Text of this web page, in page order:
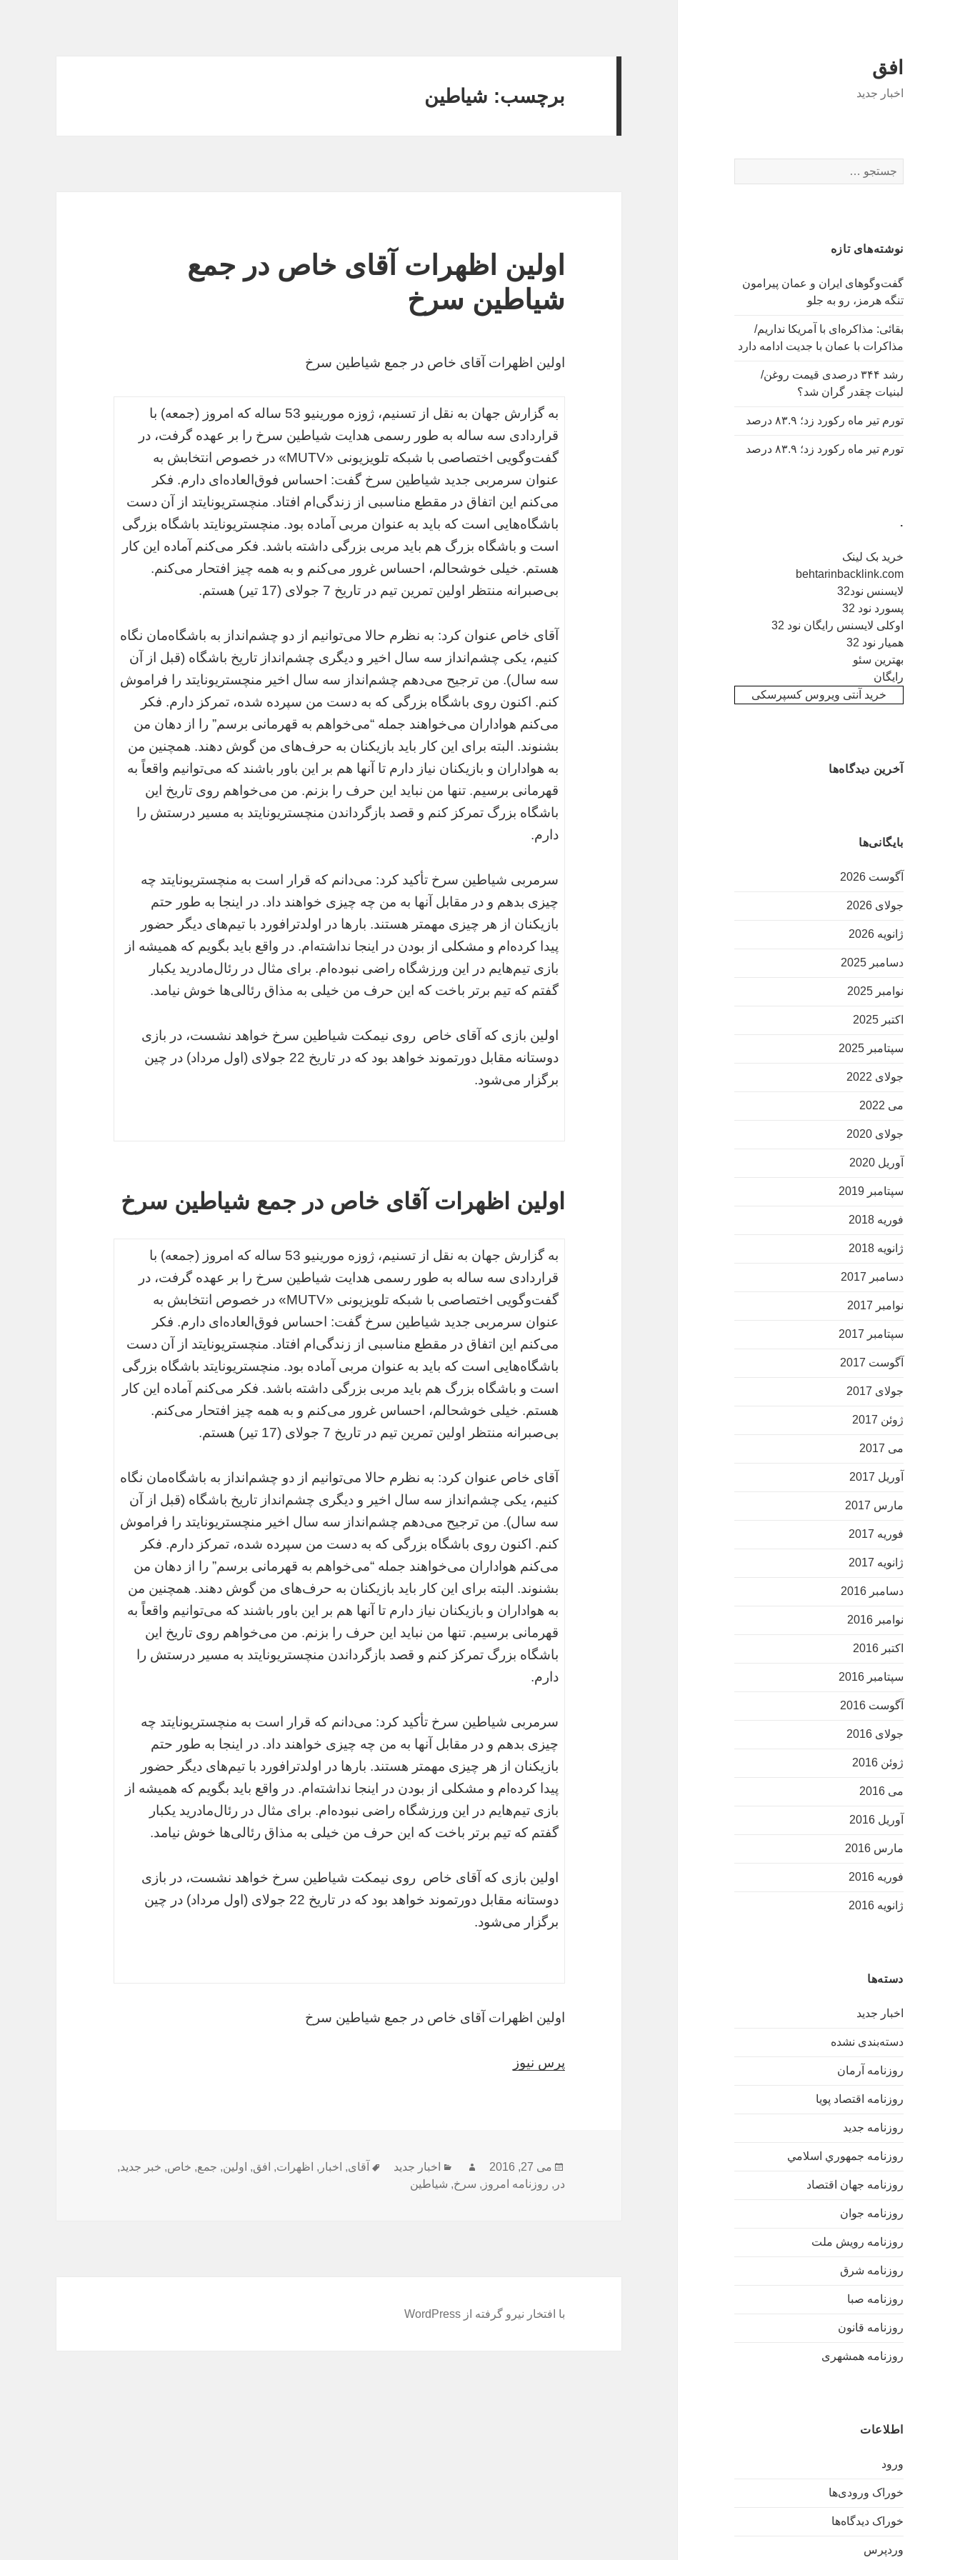
افق
اخبار جدید
برای:
نوشته‌های تازه
گفت‌وگوهای ایران و عمان پیرامون
تنگه هرمز، رو به جلو
بقائی: مذاکره‌ای با آمریکا نداریم/
مذاکرات با عمان با جدیت ادامه دارد
رشد ۳۴۴ درصدی قیمت روغن/
لبنیات چقدر گران شد؟
تورم تیر ماه رکورد زد؛ ۸۳.۹ درصد
تورم تیر ماه رکورد زد؛ ۸۳.۹ درصد
.
خرید بک لینک
behtarinbacklink.com
لایسنس نود32
پسورد نود 32
اوکلی لایسنس رایگان نود 32
همیار نود 32
بهترین سئو
رایگان
خرید آنتی ویروس کسپرسکی
آخرین دیدگاه‌ها
بایگانی‌ها
آگوست 2026
جولای 2026
ژانویه 2026
دسامبر 2025
نوامبر 2025
اکتبر 2025
سپتامبر 2025
جولای 2022
می 2022
جولای 2020
آوریل 2020
سپتامبر 2019
فوریه 2018
ژانویه 2018
دسامبر 2017
نوامبر 2017
سپتامبر 2017
آگوست 2017
جولای 2017
ژوئن 2017
می 2017
آوریل 2017
مارس 2017
فوریه 2017
ژانویه 2017
دسامبر 2016
نوامبر 2016
اکتبر 2016
سپتامبر 2016
آگوست 2016
جولای 2016
ژوئن 2016
می 2016
آوریل 2016
مارس 2016
فوریه 2016
ژانویه 2016
دسته‌ها
اخبار جدید
دسته‌بندی نشده
روزنامه آرمان
روزنامه اقتصاد پویا
روزنامه جدید
روزنامه جمهوري اسلامي
روزنامه جهان اقتصاد
روزنامه جوان
روزنامه رویش ملت
روزنامه شرق
روزنامه صبا
روزنامه قانون
روزنامه همشهری
اطلاعات
ورود
خوراک ورودی‌ها
خوراک دیدگاه‌ها
وردپرس
برچسب: شیاطین
اولین اظهرات آقای خاص در جمع
شیاطین سرخ
اولین اظهرات آقای خاص در جمع شیاطین سرخ
به گزارش جهان به نقل از تسنیم، ژوزه مورینیو 53 ساله که امروز (جمعه) با
قراردادی سه ساله به طور رسمی هدایت شیاطین سرخ را بر عهده گرفت، در
گفت‌و‌گویی اختصاصی با شبکه تلویزیونی «MUTV» در خصوص انتخابش به
عنوان سرمربی جدید شیاطین سرخ گفت: احساس فوق‌العاده‌ای دارم. فکر
می‌کنم این اتفاق در مقطع مناسبی از زندگی‌ام افتاد. منچستریونایتد از آن دست
باشگاه‌هایی است که باید به عنوان مربی آماده بود. منچستریونایتد باشگاه بزرگی
است و باشگاه بزرگ هم باید مربی بزرگی داشته باشد. فکر می‌کنم آماده این کار
هستم. خیلی خوشحالم، احساس غرور می‌کنم و به همه چیز افتحار می‌کنم.
بی‌صبرانه منتظر اولین تمرین تیم در تاریخ 7 جولای (17 تیر) هستم.
آقای خاص عنوان کرد: به نظرم حالا می‌توانیم از دو چشم‌انداز به باشگاه‌مان نگاه
کنیم، یکی چشم‌انداز سه سال اخیر و دیگری چشم‌انداز تاریخ باشگاه (قبل از آن
سه سال). من ترجیح می‌دهم چشم‌انداز سه سال اخیر منچستریونایتد را فراموش
کنم. اکنون روی باشگاه بزرگی که به دست من سپرده شده، تمرکز دارم. فکر
می‌کنم هواداران می‌خواهند جمله “می‌خواهم به قهرمانی برسم” را از دهان من
بشنوند. البته برای این کار باید بازیکنان به حرف‌های من گوش دهند. همچنین من
به هواداران و بازیکنان نیاز دارم تا آنها هم بر این باور باشند که می‌توانیم واقعاً به
قهرمانی برسیم. تنها من نباید این حرف را بزنم. من می‌خواهم روی تاریخ این
باشگاه بزرگ تمرکز کنم و قصد بازگرداندن منچستریونایتد به مسیر درستش را
دارم.
سرمربی شیاطین سرخ تأکید کرد: می‌دانم که قرار است به منچستریونایتد چه
چیزی بدهم و در مقابل آنها به من چه چیزی خواهند داد. در اینجا به طور حتم
بازیکنان از هر چیزی مهمتر هستند. بارها در اولدترافورد با تیم‌های دیگر حضور
پیدا کرده‌ام و مشکلی از بودن در اینجا نداشته‌ام. در واقع باید بگویم که همیشه از
بازی تیم‌هایم در این ورزشگاه راضی نبوده‌ام. برای مثال در رئال‌مادرید یکبار
گفتم که تیم برتر باخت که این حرف من خیلی به مذاق رئالی‌ها خوش نیامد.
اولین بازی که آقای خاص روی نیمکت شیاطین سرخ خواهد نشست، در بازی
دوستانه مقابل دورتموند خواهد بود که در تاریخ 22 جولای (اول مرداد) در چین
برگزار می‌شود.
اولین اظهرات آقای خاص در جمع شیاطین سرخ
به گزارش جهان به نقل از تسنیم، ژوزه مورینیو 53 ساله که امروز (جمعه) با
قراردادی سه ساله به طور رسمی هدایت شیاطین سرخ را بر عهده گرفت، در
گفت‌و‌گویی اختصاصی با شبکه تلویزیونی «MUTV» در خصوص انتخابش به
عنوان سرمربی جدید شیاطین سرخ گفت: احساس فوق‌العاده‌ای دارم. فکر
می‌کنم این اتفاق در مقطع مناسبی از زندگی‌ام افتاد. منچستریونایتد از آن دست
باشگاه‌هایی است که باید به عنوان مربی آماده بود. منچستریونایتد باشگاه بزرگی
است و باشگاه بزرگ هم باید مربی بزرگی داشته باشد. فکر می‌کنم آماده این کار
هستم. خیلی خوشحالم، احساس غرور می‌کنم و به همه چیز افتحار می‌کنم.
بی‌صبرانه منتظر اولین تمرین تیم در تاریخ 7 جولای (17 تیر) هستم.
آقای خاص عنوان کرد: به نظرم حالا می‌توانیم از دو چشم‌انداز به باشگاه‌مان نگاه
کنیم، یکی چشم‌انداز سه سال اخیر و دیگری چشم‌انداز تاریخ باشگاه (قبل از آن
سه سال). من ترجیح می‌دهم چشم‌انداز سه سال اخیر منچستریونایتد را فراموش
کنم. اکنون روی باشگاه بزرگی که به دست من سپرده شده، تمرکز دارم. فکر
می‌کنم هواداران می‌خواهند جمله “می‌خواهم به قهرمانی برسم” را از دهان من
بشنوند. البته برای این کار باید بازیکنان به حرف‌های من گوش دهند. همچنین من
به هواداران و بازیکنان نیاز دارم تا آنها هم بر این باور باشند که می‌توانیم واقعاً به
قهرمانی برسیم. تنها من نباید این حرف را بزنم. من می‌خواهم روی تاریخ این
باشگاه بزرگ تمرکز کنم و قصد بازگرداندن منچستریونایتد به مسیر درستش را
دارم.
سرمربی شیاطین سرخ تأکید کرد: می‌دانم که قرار است به منچستریونایتد چه
چیزی بدهم و در مقابل آنها به من چه چیزی خواهند داد. در اینجا به طور حتم
بازیکنان از هر چیزی مهمتر هستند. بارها در اولدترافورد با تیم‌های دیگر حضور
پیدا کرده‌ام و مشکلی از بودن در اینجا نداشته‌ام. در واقع باید بگویم که همیشه از
بازی تیم‌هایم در این ورزشگاه راضی نبوده‌ام. برای مثال در رئال‌مادرید یکبار
گفتم که تیم برتر باخت که این حرف من خیلی به مذاق رئالی‌ها خوش نیامد.
اولین بازی که آقای خاص روی نیمکت شیاطین سرخ خواهد نشست، در بازی
دوستانه مقابل دورتموند خواهد بود که در تاریخ 22 جولای (اول مرداد) در چین
برگزار می‌شود.
اولین اظهرات آقای خاص در جمع شیاطین سرخ
پرس نیوز
ارسال
شده
می 27, 2016 نویسندهدسته‌ها
اخبار جدید برچسب‌ها
آقای, اخبار , اظهرات, افق, اولین, جمع, خاص, خبر جدید,
در , روزنامه امروز , سرخ, شیاطین
با افتخار نیرو گرفته از WordPress